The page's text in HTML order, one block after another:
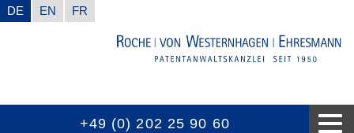
DE EN FR
KANZLEI
AKTUELL
KOMPETENZEN
AUSZEICHNUNGEN
WUSSTEN SIE SCHON
KONTAKT
+49 (0) 202 25 90 60